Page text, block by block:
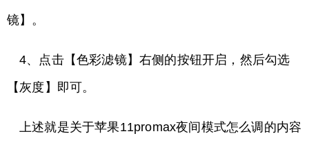
镜】。
4、点击【色彩滤镜】右侧的按钮开启，然后勾选
【灰度】即可。
上述就是关于苹果11promax夜间模式怎么调的内容